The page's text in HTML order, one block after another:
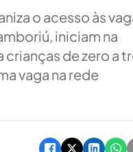
o acesso às
iniciam na
de zero a
vaga na rede